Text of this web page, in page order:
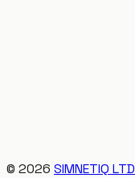
© 2026 SIMNETIQ LTD